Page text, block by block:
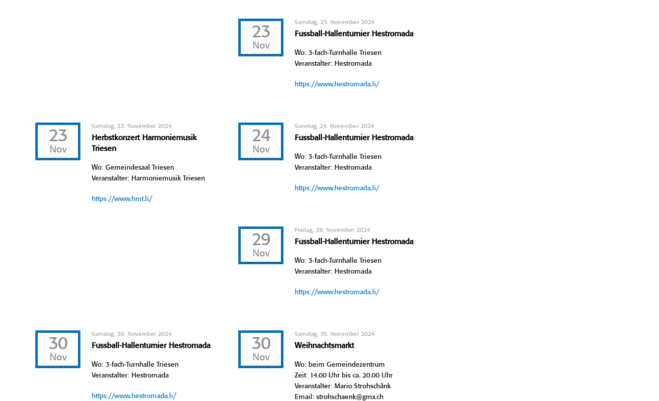
23
Nov
Samstag, 23. November 2024
Fussball-Hallenturnier Hestromada
Wo: 3-fach-Turnhalle Triesen
Veranstalter: Hestromada
https://www.hestromada.li/
23
Nov
Samstag, 23. November 2024
Herbstkonzert Harmoniemusik
Triesen
Wo: Gemeindesaal Triesen
Veranstalter: Harmoniemusik Triesen
https://www.hmt.li/
24
Nov
Sonntag, 24. November 2024
Fussball-Hallenturnier Hestromada
Wo: 3-fach-Turnhalle Triesen
Veranstalter: Hestromada
https://www.hestromada.li/
29
Nov
Freitag, 29. November 2024
Fussball-Hallenturnier Hestromada
Wo: 3-fach-Turnhalle Triesen
Veranstalter: Hestromada
https://www.hestromada.li/
30
Nov
Samstag, 30. November 2024
Fussball-Hallenturnier Hestromada
Wo: 3-fach-Turnhalle Triesen
Veranstalter: Hestromada
https://www.hestromada.li/
30
Nov
Samstag, 30. November 2024
Weihnachtsmarkt
Wo: beim Gemeindezentrum
Zeit: 14.00 Uhr bis ca. 20.00 Uhr
Veranstalter: Mario Strohschänk
Email: strohschaenk@gmx.ch